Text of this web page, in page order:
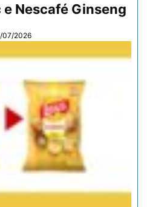
Nescafé Ginseng
07/2026